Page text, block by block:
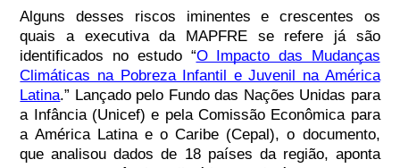
Alguns desses riscos iminentes e crescentes os
quais a executiva da MAPFRE se refere já são
identificados no estudo “O Impacto das Mudanças
Climáticas na Pobreza Infantil e Juvenil na América
Latina.” Lançado pelo Fundo das Nações Unidas para
a Infância (Unicef) e pela Comissão Econômica para
a América Latina e o Caribe (Cepal), o documento,
que analisou dados de 18 países da região, aponta